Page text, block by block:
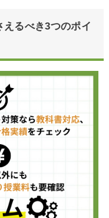
るべき3つのポイ